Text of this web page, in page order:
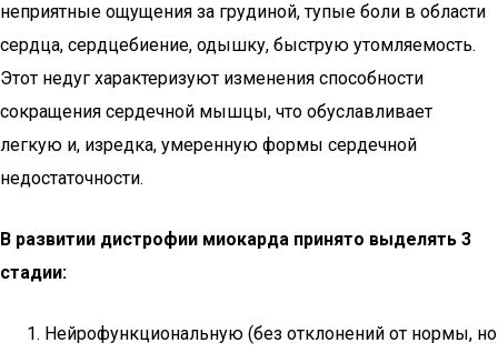
неприятные ощущения за грудиной, тупые боли в области
сердца, сердцебиение, одышку, быструю утомляемость.
Этот недуг характеризуют изменения способности
сокращения сердечной мышцы, что обуславливает
легкую и, изредка, умеренную формы сердечной
недостаточности.
В развитии дистрофии миокарда принято выделять 3
стадии:
Нейрофункциональную (без отклонений от нормы, но